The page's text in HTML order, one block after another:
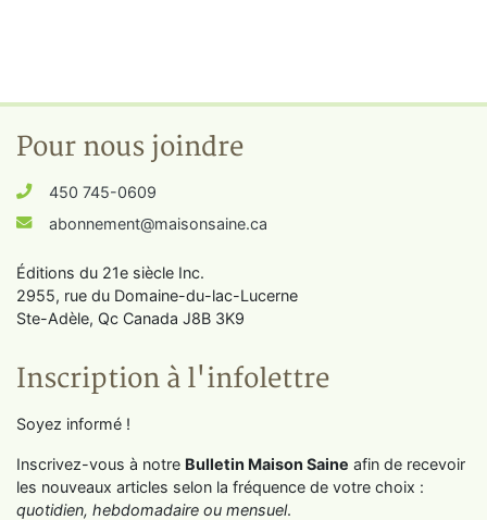
Pour nous joindre
450 745-0609
abonnement@maisonsaine.ca
Éditions du 21e siècle Inc.
2955, rue du Domaine-du-lac-Lucerne
Ste-Adèle, Qc Canada J8B 3K9
Inscription à l'infolettre
Soyez informé !
Inscrivez-vous à notre Bulletin Maison Saine afin de recevoir
les nouveaux articles selon la fréquence de votre choix :
quotidien, hebdomadaire ou mensuel.